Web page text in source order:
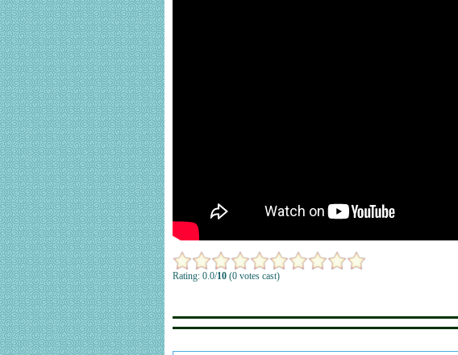
Rating: 0.0/10 (0 votes cast)